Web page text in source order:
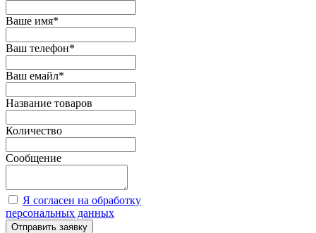
Ваше имя*
Ваш телефон*
Ваш емайл*
Название товаров
Количество
Сообщение
Я согласен на обработку
персональных данных
Отправить заявку